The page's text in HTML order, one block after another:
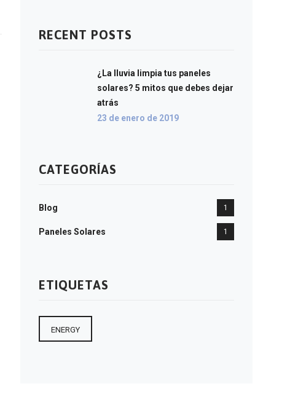
RECENT POSTS
¿La lluvia limpia tus paneles
solares? 5 mitos que debes dejar
atrás
23 de enero de 2019
CATEGORÍAS
Blog 1
Paneles Solares 1
ETIQUETAS
ENERGY